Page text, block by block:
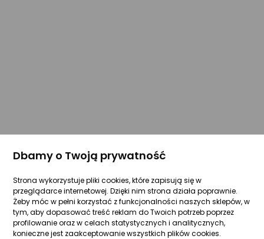
Dbamy o Twoją prywatność
Strona wykorzystuje pliki cookies, które zapisują się w
przeglądarce internetowej. Dzięki nim strona działa poprawnie.
Żeby móc w pełni korzystać z funkcjonalności naszych sklepów, w
tym, aby dopasować treść reklam do Twoich potrzeb poprzez
profilowanie oraz w celach statystycznych i analitycznych,
konieczne jest zaakceptowanie wszystkich plików cookies.